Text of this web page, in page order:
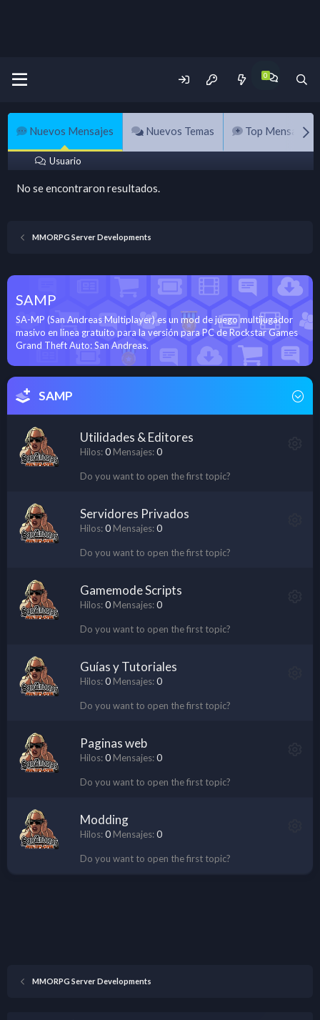
Nuevos Mensajes Nuevos Temas Top Mensajes
Usuario
No se encontraron resultados.
MMORPG Server Developments
SAMP
SA-MP (San Andreas Multiplayer) es un mod de juego multijugador
masivo en línea gratuito para la versión para PC de Rockstar Games
Grand Theft Auto: San Andreas.
SAMP
Utilidades & Editores
Hilos 0 Mensajes 0
Do you want to open the first topic?
Servidores Privados
Hilos 0 Mensajes 0
Do you want to open the first topic?
Gamemode Scripts
Hilos 0 Mensajes 0
Do you want to open the first topic?
Guías y Tutoriales
Hilos 0 Mensajes 0
Do you want to open the first topic?
Paginas web
Hilos 0 Mensajes 0
Do you want to open the first topic?
Modding
Hilos 0 Mensajes 0
Do you want to open the first topic?
MMORPG Server Developments